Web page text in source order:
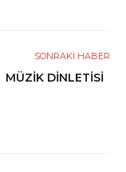
SONRAKI HABER
MÜZİK DİNLETİSİ